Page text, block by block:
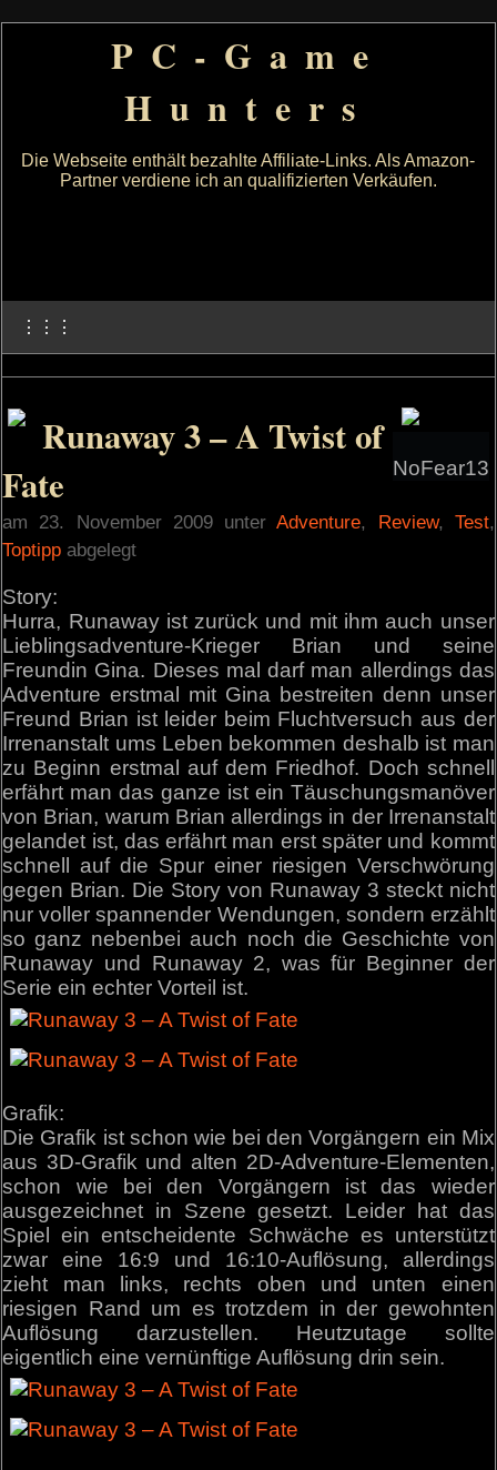
PC-Game
Hunters
Die Webseite enthält bezahlte Affiliate-Links. Als Amazon-
Partner verdiene ich an qualifizierten Verkäufen.
⋮⋮⋮
NoFear13
Runaway 3 – A Twist of
Fate
am 23. November 2009 unterAdventure, Review, Test,
Toptipp abgelegt
Story:
Hurra, Runaway ist zurück und mit ihm auch unser
Lieblingsadventure-Krieger Brian und seine
Freundin Gina. Dieses mal darf man allerdings das
Adventure erstmal mit Gina bestreiten denn unser
Freund Brian ist leider beim Fluchtversuch aus der
Irrenanstalt ums Leben bekommen deshalb ist man
zu Beginn erstmal auf dem Friedhof. Doch schnell
erfährt man das ganze ist ein Täuschungsmanöver
von Brian, warum Brian allerdings in der Irrenanstalt
gelandet ist, das erfährt man erst später und kommt
schnell auf die Spur einer riesigen Verschwörung
gegen Brian. Die Story von Runaway 3 steckt nicht
nur voller spannender Wendungen, sondern erzählt
so ganz nebenbei auch noch die Geschichte von
Runaway und Runaway 2, was für Beginner der
Serie ein echter Vorteil ist.
Grafik:
Die Grafik ist schon wie bei den Vorgängern ein Mix
aus 3D-Grafik und alten 2D-Adventure-Elementen,
schon wie bei den Vorgängern ist das wieder
ausgezeichnet in Szene gesetzt. Leider hat das
Spiel ein entscheidente Schwäche es unterstützt
zwar eine 16:9 und 16:10-Auflösung, allerdings
zieht man links, rechts oben und unten einen
riesigen Rand um es trotzdem in der gewohnten
Auflösung darzustellen. Heutzutage sollte
eigentlich eine vernünftige Auflösung drin sein.